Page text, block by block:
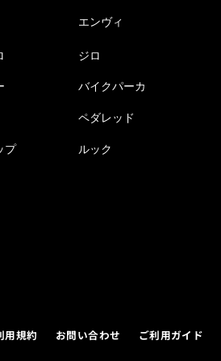
エンヴィ
ジロ
バイクパーカ
ペダレッド
プ ルック
用規約 お問い合わせ ご利用ガイド